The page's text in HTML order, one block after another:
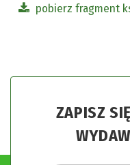
pobierz fragment
ZAPISZ